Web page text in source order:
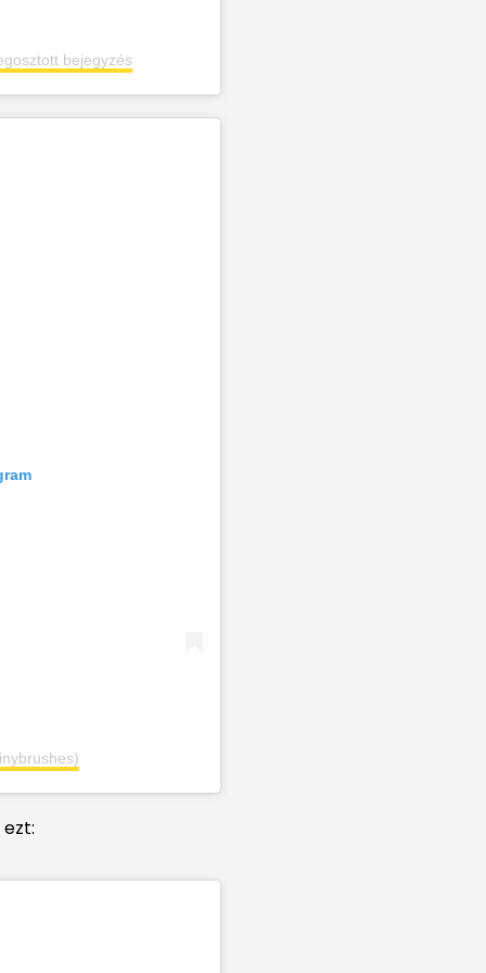
bejegyzés